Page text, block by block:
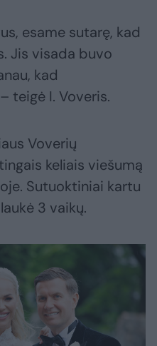
esame sutarę, kad
Jis visada buvo
kad
teigė I. Voveris.
Voverių
keliais viešumą
Sutuoktiniai kartu
3 vaikų.